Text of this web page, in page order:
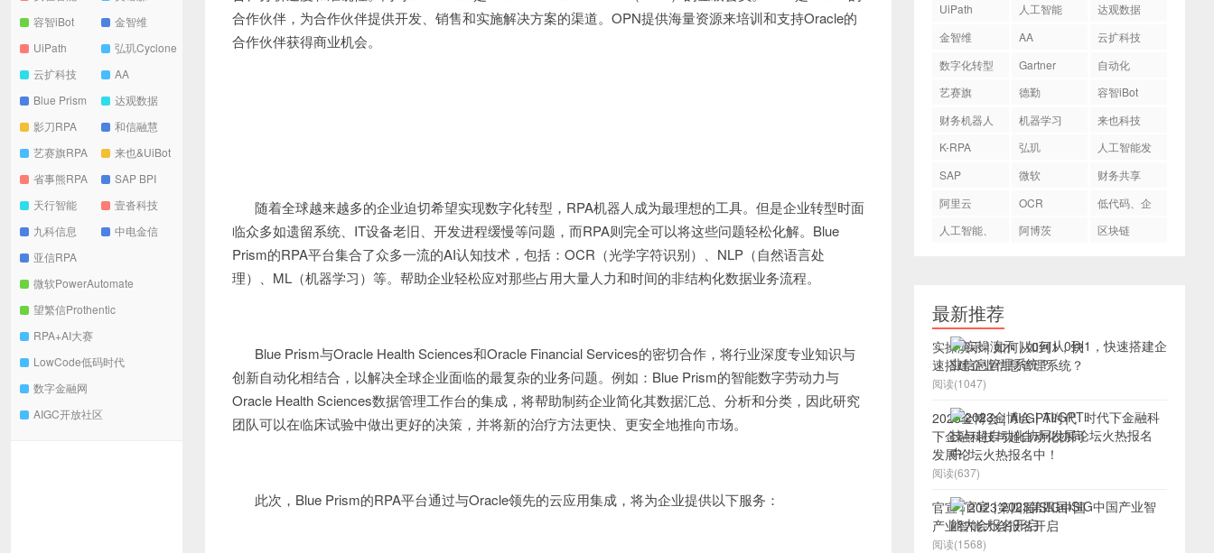
容智iBot
金智维
UiPath
弘玑Cyclone
云扩科技
AA
Blue Prism
达观数据
影刀RPA
和信融慧
艺赛旗RPA
来也&UiBot
省事熊RPA
SAP BPI
天行智能
壹沓科技
九科信息
中电金信
亚信RPA
微软PowerAutomate
望繁信Prothentic
RPA+AI大赛
LowCode低码时代
数字金融网
AIGC开放社区
合作伙伴，为合作伙伴提供开发、销售和实施解决方案的渠道。OPN提供海量资源来培训和支持Oracle的
合作伙伴获得商业机会。
随着全球越来越多的企业迫切希望实现数字化转型，RPA机器人成为最理想的工具。但是企业转型时面
临众多如遗留系统、IT设备老旧、开发进程缓慢等问题，而RPA则完全可以将这些问题轻松化解。Blue
Prism的RPA平台集合了众多一流的AI认知技术，包括：OCR（光学字符识别）、NLP（自然语言处
理）、ML（机器学习）等。帮助企业轻松应对那些占用大量人力和时间的非结构化数据业务流程。
Blue Prism与Oracle Health Sciences和Oracle Financial Services的密切合作，将行业深度专业知识与
创新自动化相结合，以解决全球企业面临的最复杂的业务问题。例如：Blue Prism的智能数字劳动力与
Oracle Health Sciences数据管理工作台的集成，将帮助制药企业简化其数据汇总、分析和分类，因此研究
团队可以在临床试验中做出更好的决策，并将新的治疗方法更快、更安全地推向市场。
此次，Blue Prism的RPA平台通过与Oracle领先的云应用集成，将为企业提供以下服务：
UiPath
人工智能
达观数据
金智维
AA
云扩科技
数字化转型
Gartner
自动化
艺赛旗
德勤
容智iBot
财务机器人
机器学习
来也科技
K-RPA
弘玑
Cyclone
人工智能发
展
SAP 微软
财务共享
阿里云
OCR
低代码、企
业数字化转
人工智能、
阿博茨 区块链
最新推荐
实操演示 | 如何从0到1，快
速搭建企业信息管理系统？
阅读(1047)
2023金博会 | AI/GPT时代
下金融科技与超自动化协同
发展论坛火热报名中！
阅读(637)
官宣 | 2023第四届ISIG中国
产业智能大会报名开启
阅读(1568)